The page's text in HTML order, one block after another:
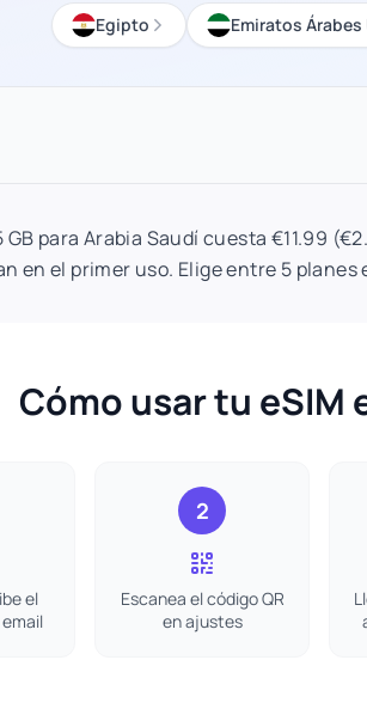
Egipto Emiratos
GB para Arabia Saudí cuesta €11.99
en el primer uso. Elige entre 5 planes
Cómo usar tu eSIM
el
2
Escanea el código QR
en ajustes